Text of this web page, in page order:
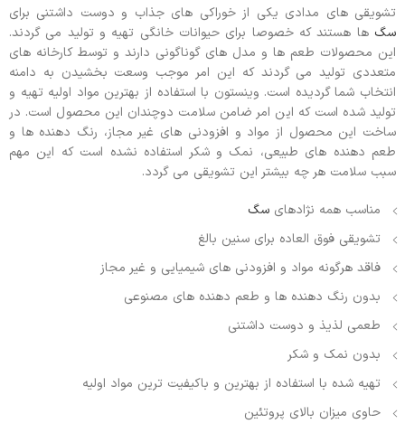
تشویقی های مدادی یکی از خوراکی های جذاب و دوست داشتنی برای
سگ ها هستند که خصوصا برای حیوانات خانگی تهیه و تولید می گردند.
این محصولات طعم ها و مدل های گوناگونی دارند و توسط کارخانه های
متعددی تولید می گردند که این امر موجب وسعت بخشیدن به دامنه
انتخاب شما گردیده است. وینستون با استفاده از بهترین مواد اولیه تهیه و
تولید شده است که این امر ضامن سلامت دوچندان این محصول است. در
ساخت این محصول از مواد و افزودنی های غیر مجاز، رنگ دهنده ها و
طعم دهنده های طبیعی، نمک و شکر استفاده نشده است که این مهم
سبب سلامت هر چه بیشتر این تشویقی می گردد.
مناسب همه نژادهای سگ
تشویقی فوق العاده برای سنین بالغ
فاقد هرگونه مواد و افزودنی های شیمیایی و غیر مجاز
بدون رنگ دهنده ها و طعم دهنده های مصنوعی
طعمی لذیذ و دوست داشتنی
بدون نمک و شکر
تهیه شده با استفاده از بهترین و باکیفیت ترین مواد اولیه
حاوی میزان بالای پروتئین